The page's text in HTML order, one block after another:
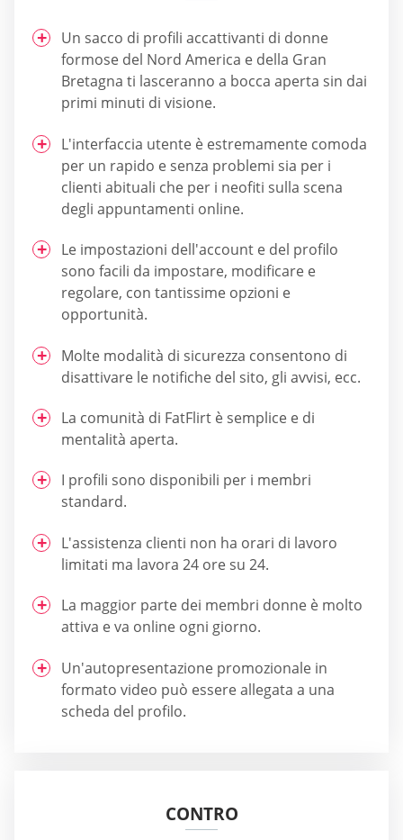
Un sacco di profili accattivanti di donne
formose del Nord America e della Gran
Bretagna ti lasceranno a bocca aperta sin dai
primi minuti di visione.
L'interfaccia utente è estremamente comoda
per un rapido e senza problemi sia per i
clienti abituali che per i neofiti sulla scena
degli appuntamenti online.
Le impostazioni dell'account e del profilo
sono facili da impostare, modificare e
regolare, con tantissime opzioni e
opportunità.
Molte modalità di sicurezza consentono di
disattivare le notifiche del sito, gli avvisi, ecc.
La comunità di FatFlirt è semplice e di
mentalità aperta.
I profili sono disponibili per i membri
standard.
L'assistenza clienti non ha orari di lavoro
limitati ma lavora 24 ore su 24.
La maggior parte dei membri donne è molto
attiva e va online ogni giorno.
Un'autopresentazione promozionale in
formato video può essere allegata a una
scheda del profilo.
CONTRO